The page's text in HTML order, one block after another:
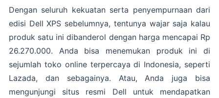
Dengan seluruh kekuatan serta penyempurnaan dari
edisi Dell XPS sebelumnya, tentunya wajar saja kalau
produk satu ini dibanderol dengan harga mencapai Rp
26.270.000. Anda bisa menemukan produk ini di
sejumlah toko online terpercaya di Indonesia, seperti
Lazada, dan sebagainya. Atau, Anda juga bisa
mengunjungi situs resmi Dell untuk mendapatkan